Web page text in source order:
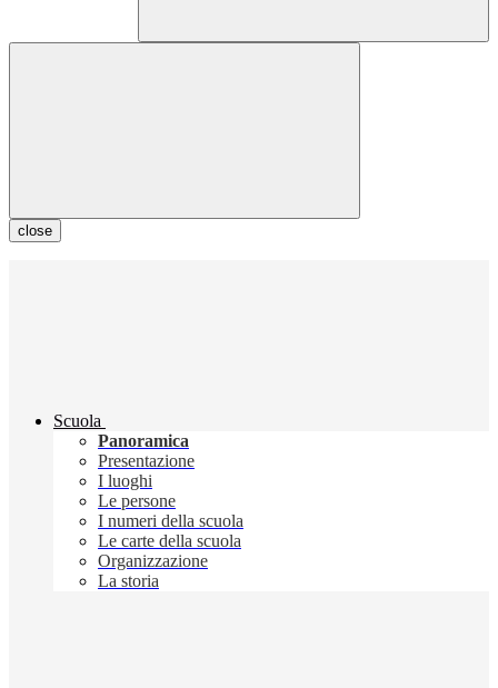
close
Scuola
Panoramica
Presentazione
I luoghi
Le persone
I numeri della scuola
Le carte della scuola
Organizzazione
La storia